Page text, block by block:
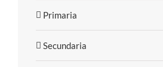
Primaria
Secundaria